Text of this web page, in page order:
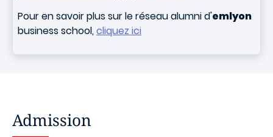
Pour en savoir plus sur le réseau alumni d'emlyon
business school,cliquez ici
Admission